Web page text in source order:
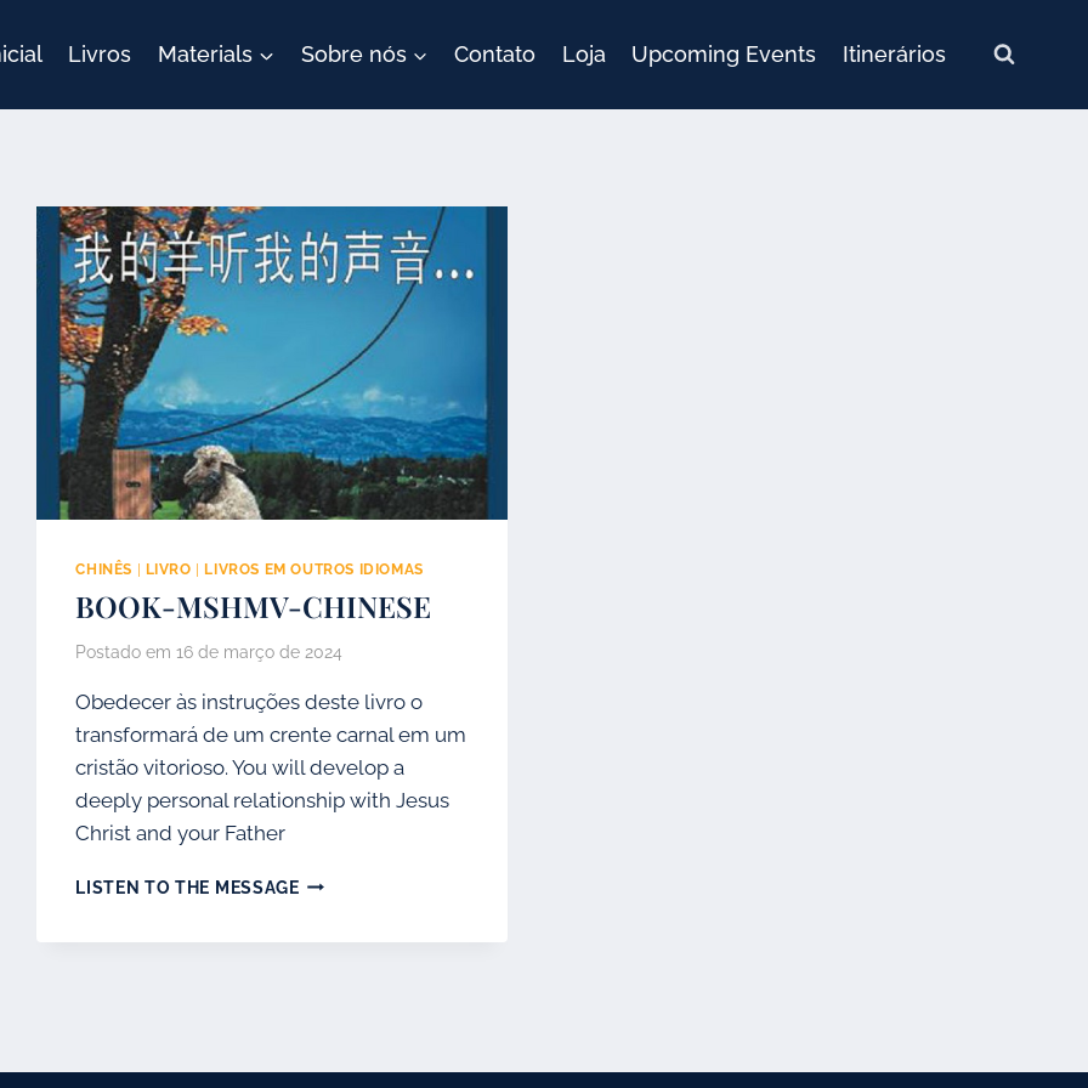
Livros Materials Sobre nós Contato Loja Upcoming Events Itinerários
CHINÊS LIVRO LIVROS EM OUTROS IDIOMAS
BOOK-MSHMV-CHINESE
Postado em 16 de março de 2024
Obedecer às instruções deste livro o
transformará de um crente carnal em um
cristão vitorioso. You will develop a
deeply personal relationship with Jesus
Christ and your Father
LISTEN TO THE MESSAGEBOOK-